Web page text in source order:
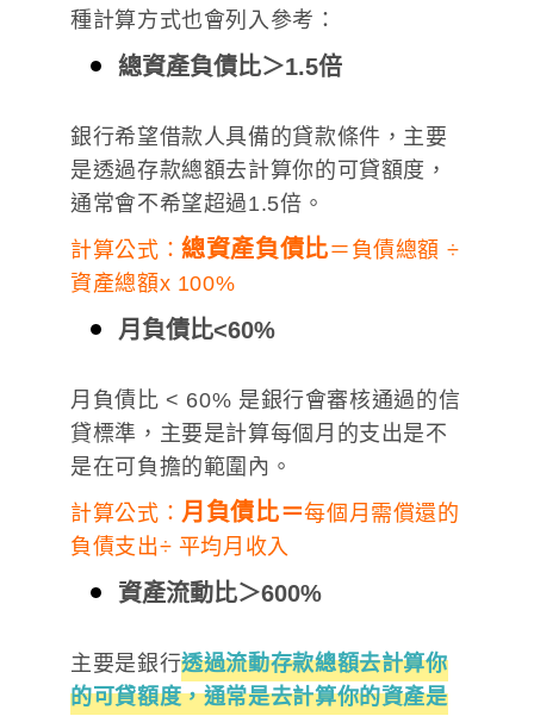
種計算方式也會列入參考：
總資產負債比＞1.5倍
銀行希望借款人具備的貸款條件，主要
是透過存款總額去計算你的可貸額度，
通常會不希望超過1.5倍。
計算公式：總資產負債比＝負債總額 ÷
資產總額x 100%
月負債比<60%
月負債比 < 60% 是銀行會審核通過的信
貸標準，主要是計算每個月的支出是不
是在可負擔的範圍內。
計算公式： 月負債比＝每個月需償還的
負債支出÷ 平均月收入
資產流動比＞600%
主要是銀行透過流動存款總額去計算你
的可貸額度，通常是去計算你的資產是